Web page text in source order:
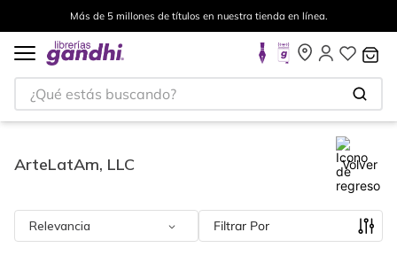
Más de 5 millones de títulos en nuestra tienda en línea.
¿Qué estás buscando?
ArteLatAm, LLC Volver
Relevancia Filtrar